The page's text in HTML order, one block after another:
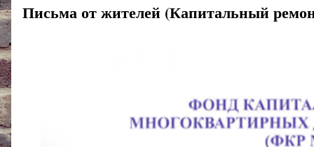
Письма от жителей (Капитальный